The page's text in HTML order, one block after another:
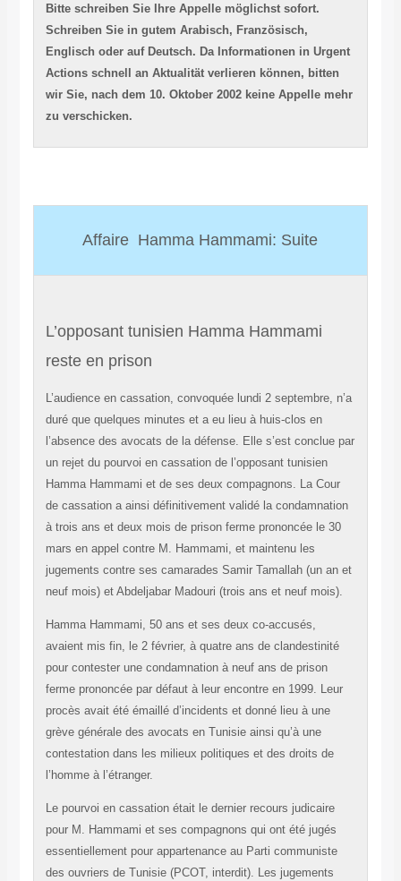
Bitte schreiben Sie Ihre Appelle möglichst sofort.
Schreiben Sie in gutem Arabisch, Französisch,
Englisch oder auf Deutsch. Da Informationen in Urgent
Actions schnell an Aktualität verlieren können, bitten
wir Sie, nach dem 10. Oktober 2002 keine Appelle mehr
zu verschicken.
Affaire Hamma Hammami: Suite
L’opposant tunisien Hamma Hammami
reste en prison
L’audience en cassation, convoquée lundi 2 septembre, n’a
duré que quelques minutes et a eu lieu à huis-clos en
l’absence des avocats de la défense. Elle s’est conclue par
un rejet du pourvoi en cassation de l’opposant tunisien
Hamma Hammami et de ses deux compagnons. La Cour
de cassation a ainsi définitivement validé la condamnation
à trois ans et deux mois de prison ferme prononcée le 30
mars en appel contre M. Hammami, et maintenu les
jugements contre ses camarades Samir Tamallah (un an et
neuf mois) et Abdeljabar Madouri (trois ans et neuf mois).
Hamma Hammami, 50 ans et ses deux co-accusés,
avaient mis fin, le 2 février, à quatre ans de clandestinité
pour contester une condamnation à neuf ans de prison
ferme prononcée par défaut à leur encontre en 1999. Leur
procès avait été émaillé d’incidents et donné lieu à une
grève générale des avocats en Tunisie ainsi qu’à une
contestation dans les milieux politiques et des droits de
l’homme à l’étranger.
Le pourvoi en cassation était le dernier recours judicaire
pour M. Hammami et ses compagnons qui ont été jugés
essentiellement pour appartenance au Parti communiste
des ouvriers de Tunisie (PCOT, interdit). Les jugements